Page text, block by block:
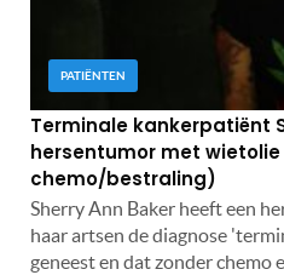
PATIËNTEN
Terminale kankerpatiënt
hersentumor met
chemo/bestraling)
Sherry Ann Baker heeft een
haar artsen de diagnose
geneest en dat zonder chemo